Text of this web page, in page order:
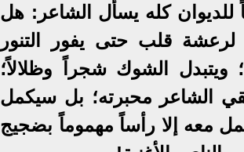
كله يسأل الشاعر: هل
لرعشة قلب حتى يفور التنور
ويتبدل الشوك شجراً وظلالاً؛
الشاعر محبرته؛ بل سيكمل
معه إلا رأساً مهموماً بضجيج